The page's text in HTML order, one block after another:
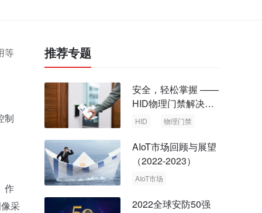
等
制
作
采
推荐专题
安全，轻松掌握 ——
HID物理门禁解决方
案，启动智慧安全新
HID 物理门禁
AIoT市场回顾与展望
（2022-2023）
AIoT市场
2022全球安防50强